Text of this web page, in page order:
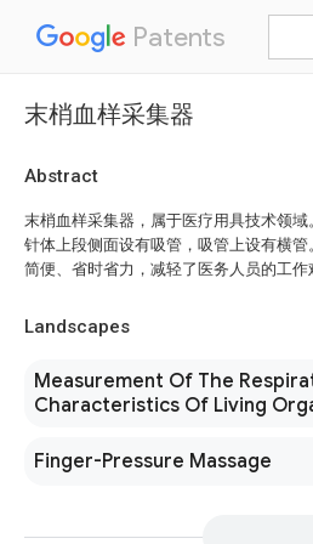
Patents
末梢血样采集器
Abstract
末梢血样采集器，属于医疗用具技术领
针体上段侧面设有吸管，吸管上设有横
简便、省时省力，减轻了医务人员的工作
Landscapes
Measurement Of The
Characteristics Of Living
Finger-Pressure Massage